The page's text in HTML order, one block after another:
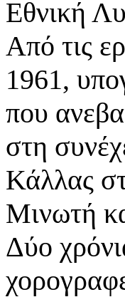
Εθνική
Από τις
1961,
που
στη
Κάλλας
Μινωτή
Δύο